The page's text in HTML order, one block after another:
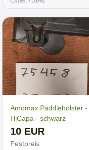
Amomax Paddleholster -
HiCapa - schwarz
10 EUR
Festpreis